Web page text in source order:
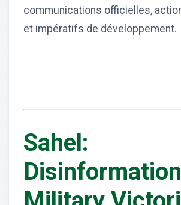
communications officielles,
et impératifs de développement.
Sahel: